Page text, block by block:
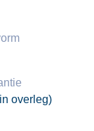
overleg)